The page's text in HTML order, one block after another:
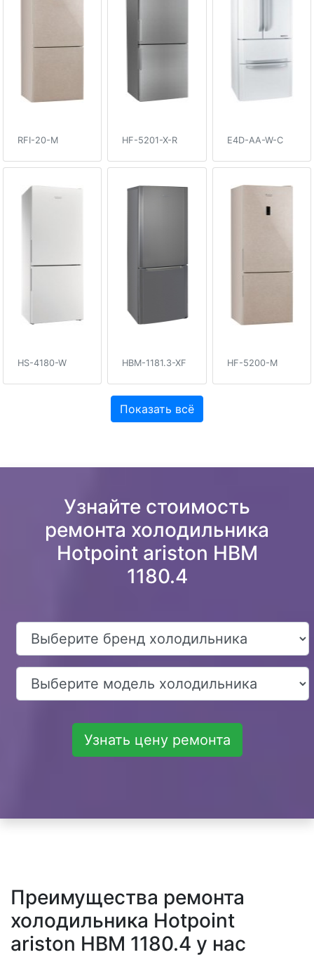
RFI-20-M HF-5201-X-R E4D-AA-W-C
HS-4180-W HBM-1181.3-XF HF-5200-M
Показать всё
Узнайте стоимость
ремонта холодильника
Hotpoint ariston HBM
1180.4
Узнать цену ремонта
Преимущества ремонта
холодильника Hotpoint
ariston HBM 1180.4 у нас